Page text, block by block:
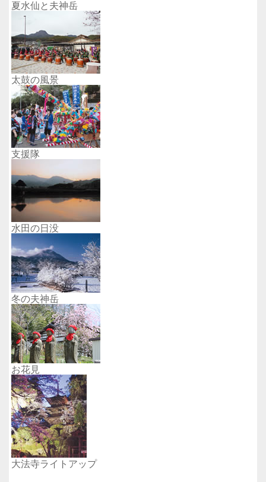
夏水仙と夫神岳
太鼓の風景
支援隊
水田の日没
冬の夫神岳
お花見
大法寺ライトアップ